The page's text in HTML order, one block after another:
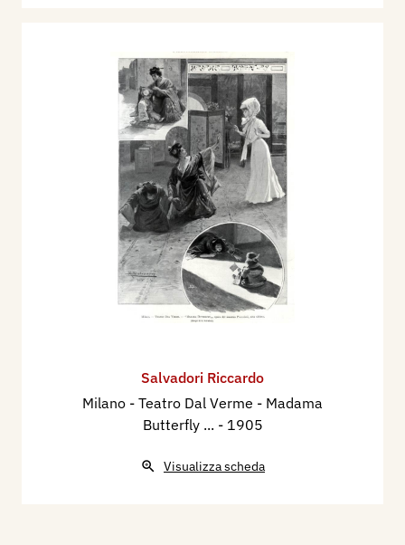
Salvadori Riccardo
Milano - Teatro Dal Verme - Madama
Butterfly ... - 1905
Visualizza scheda